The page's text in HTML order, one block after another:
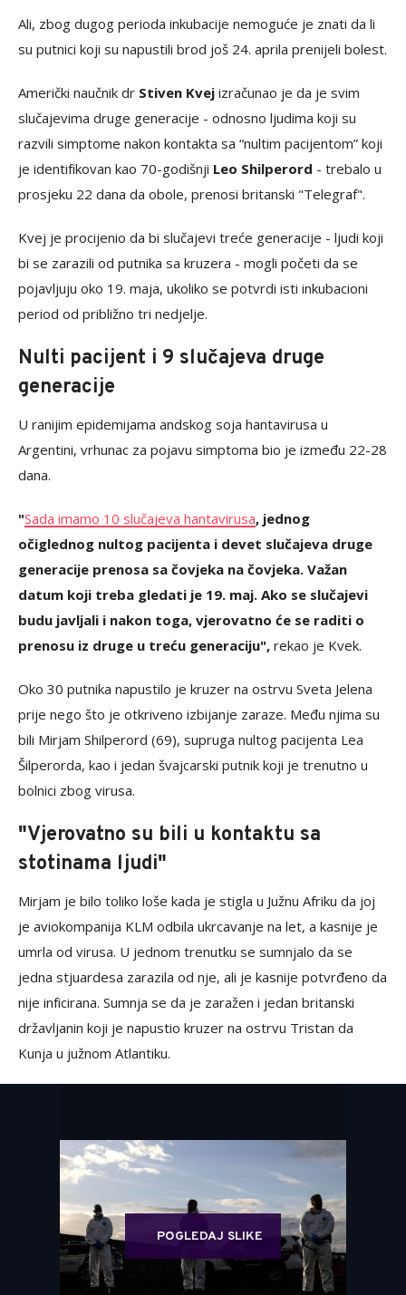
Ali, zbog dugog perioda inkubacije nemoguće je znati da li
su putnici koji su napustili brod još 24. aprila prenijeli bolest.
Američki naučnik dr Stiven Kvej izračunao je da je svim
slučajevima druge generacije - odnosno ljudima koji su
razvili simptome nakon kontakta sa “nultim pacijentom” koji
je identifikovan kao 70-godišnji Leo Shilperord - trebalo u
prosjeku 22 dana da obole, prenosi britanski "Telegraf".
Kvej je procijenio da bi slučajevi treće generacije - ljudi koji
bi se zarazili od putnika sa kruzera - mogli početi da se
pojavljuju oko 19. maja, ukoliko se potvrdi isti inkubacioni
period od približno tri nedjelje.
Nulti pacijent i 9 slučajeva druge
generacije
U ranijim epidemijama andskog soja hantavirusa u
Argentini, vrhunac za pojavu simptoma bio je između 22-28
dana.
"Sada imamo 10 slučajeva hantavirusa, jednog
očiglednog nultog pacijenta i devet slučajeva druge
generacije prenosa sa čovjeka na čovjeka. Važan
datum koji treba gledati je 19. maj. Ako se slučajevi
budu javljali i nakon toga, vjerovatno će se raditi o
prenosu iz druge u treću generaciju", rekao je Kvek.
Oko 30 putnika napustilo je kruzer na ostrvu Sveta Jelena
prije nego što je otkriveno izbijanje zaraze. Među njima su
bili Mirjam Shilperord (69), supruga nultog pacijenta Lea
Šilperorda, kao i jedan švajcarski putnik koji je trenutno u
bolnici zbog virusa.
"Vjerovatno su bili u kontaktu sa
stotinama ljudi"
Mirjam je bilo toliko loše kada je stigla u Južnu Afriku da joj
je aviokompanija KLM odbila ukrcavanje na let, a kasnije je
umrla od virusa. U jednom trenutku se sumnjalo da se
jedna stjuardesa zarazila od nje, ali je kasnije potvrđeno da
nije inficirana. Sumnja se da je zaražen i jedan britanski
državljanin koji je napustio kruzer na ostrvu Tristan da
Kunja u južnom Atlantiku.
POGLEDAJ SLIKE